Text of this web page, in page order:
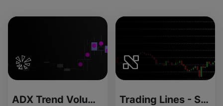
ADX Trend Volume Strength Indicator for ThinkOrSwim Trading Lines - Source Code